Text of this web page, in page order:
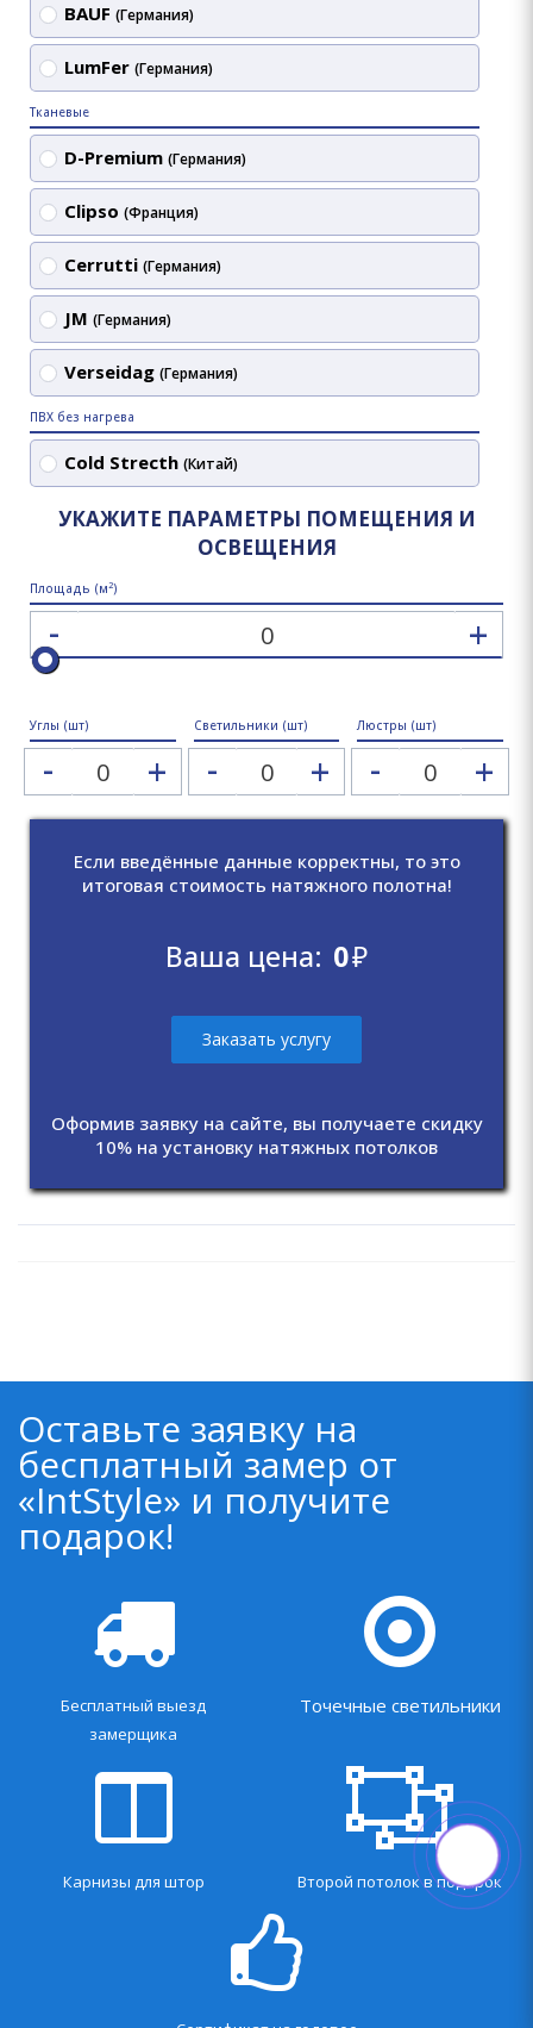
BAUF (Германия)
LumFer (Германия)
Тканевые
D-Premium (Германия)
Clipso (Франция)
Cerrutti (Германия)
JM (Германия)
Verseidag (Германия)
ПВХ без нагрева
Cold Strecth (Китай)
УКАЖИТЕ ПАРАМЕТРЫ ПОМЕЩЕНИЯ И
ОСВЕЩЕНИЯ
Площадь (м2)
- +
Углы (шт)
- +
Светильники (шт)
- +
Люстры (шт)
- +
Если введённые данные корректны, то это
итоговая стоимость натяжного полотна!
Ваша цена: 0₽
Заказать услугу
Оформив заявку на сайте, вы получаете скидку
10% на установку натяжных потолков
Оставьте заявку на
бесплатный замер от
«IntStyle» и получите
подарок!
Бесплатный выезд
замерщика
Точечные светильники
Карнизы для штор Второй потолок в подарок